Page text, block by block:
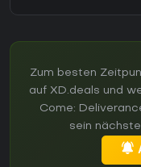
Zum besten
auf XD.deals und
Come:
sein